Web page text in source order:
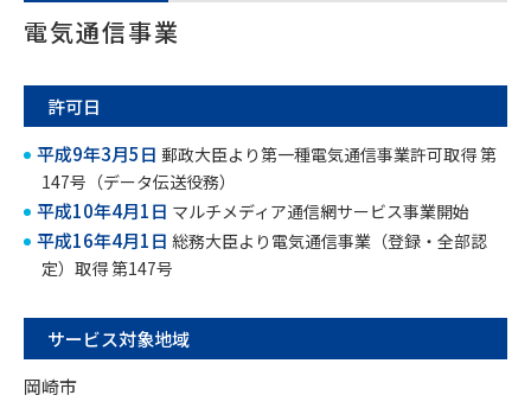
電気通信事業
許可日
平成9年3月5日 郵政大臣より第一種電気通信事業許可取得 第
147号（データ伝送役務）
平成10年4月1日 マルチメディア通信網サービス事業開始
平成16年4月1日 総務大臣より電気通信事業（登録・全部認
定）取得 第147号
サービス対象地域
岡崎市